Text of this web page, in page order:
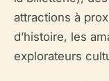
attractions à
d’histoire, les
explorateurs